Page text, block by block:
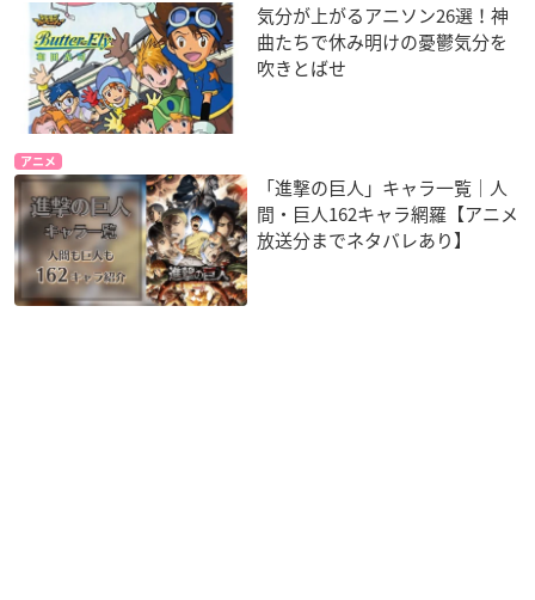
気分が上がるアニソン26選！神
曲たちで休み明けの憂鬱気分を
吹きとばせ
アニメ
「進撃の巨人」キャラ一覧｜人
間・巨人162キャラ網羅【アニメ
放送分までネタバレあり】